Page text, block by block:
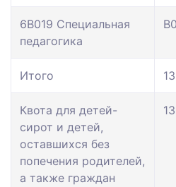
6В019 Специальная
педагогика
Итого
Квота для детей-
сирот и детей,
оставшихся без
попечения родителей,
а также граждан